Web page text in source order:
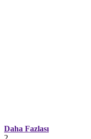
Daha Fazlası